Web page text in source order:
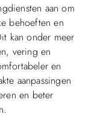
aan om
behoeften en
kan onder meer
vering en
en
aanpassingen
en beter